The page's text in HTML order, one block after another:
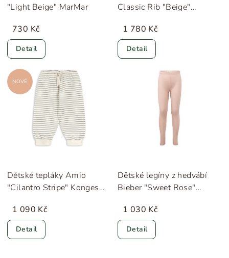
"Light Beige" MarMar
730 Kč
Detail
Classic Rib "Beige"
1 780 Kč
Detail
NOVÉ
Dětské tepláky Amio
"Cilantro Stripe" Konges
1 090 Kč
Detail
Dětské legíny z hedvábí
Bieber "Sweet Rose"
1 030 Kč
Detail